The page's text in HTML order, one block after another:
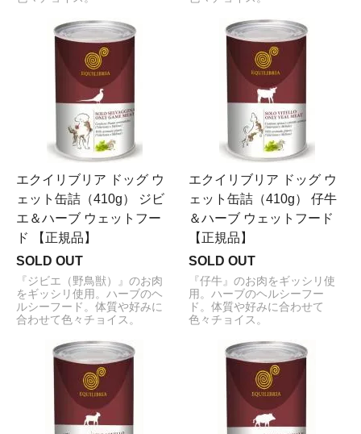
エクイリブリア ドッグ ウ
ェット缶詰（410g） ジビ
エ＆ハーブ ウェットフー
ド 【正規品】
SOLD OUT
『ジビエ（野鳥獣）』のお肉
をギッシリ使用。ハーブのヘ
ルシーフード。体質や好みに
合わせて色々チョイス。
エクイリブリア ドッグ ウ
ェット缶詰（410g） 仔牛
＆ハーブ ウェットフード
【正規品】
SOLD OUT
『仔牛』のお肉をギッシリ使
用。ハーブのヘルシーフー
ド。体質や好みに合わせて
色々チョイス。